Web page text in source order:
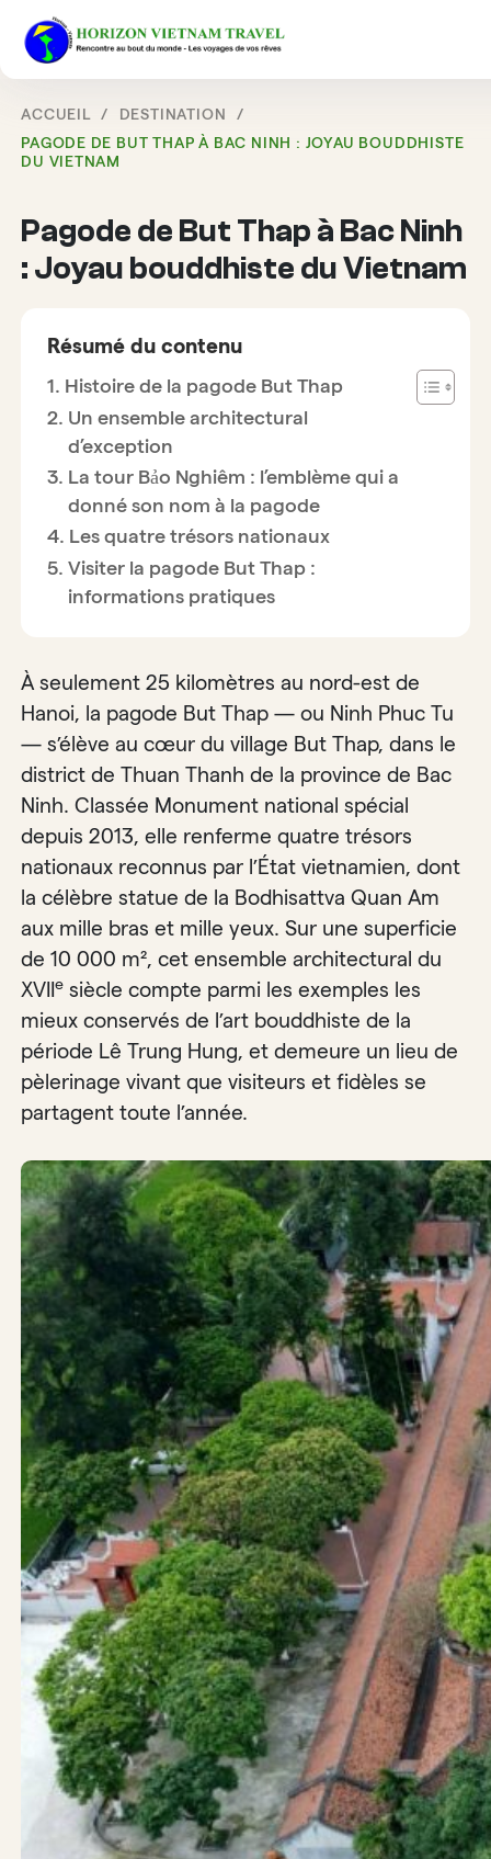
ACCUEIL
DESTINATION
PAGODE DE BUT THAP À BAC NINH : JOYAU BOUDDHISTE
DU VIETNAM
Pagode de But Thap à Bac Ninh
: Joyau bouddhiste du Vietnam
Résumé du contenu
Histoire de la pagode But Thap
Un ensemble architectural
d’exception
La tour Bảo Nghiêm : l’emblème qui a
donné son nom à la pagode
Les quatre trésors nationaux
Visiter la pagode But Thap :
informations pratiques
À seulement 25 kilomètres au nord-est de
Hanoi, la pagode But Thap — ou Ninh Phuc Tu
— s’élève au cœur du village But Thap, dans le
district de Thuan Thanh de la province de Bac
Ninh. Classée Monument national spécial
depuis 2013, elle renferme quatre trésors
nationaux reconnus par l’État vietnamien, dont
la célèbre statue de la Bodhisattva Quan Am
aux mille bras et mille yeux. Sur une superficie
de 10 000 m², cet ensemble architectural du
XVIIe siècle compte parmi les exemples les
mieux conservés de l’art bouddhiste de la
période Lê Trung Hung, et demeure un lieu de
pèlerinage vivant que visiteurs et fidèles se
partagent toute l’année.